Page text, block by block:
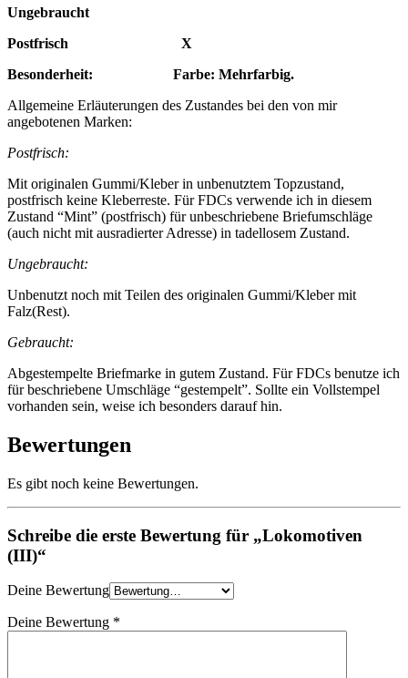
Ungebraucht
Postfrisch X
Besonderheit: Farbe: Mehrfarbig.
Allgemeine Erläuterungen des Zustandes bei den von mir
angebotenen Marken:
Postfrisch:
Mit originalen Gummi/Kleber in unbenutztem Topzustand,
postfrisch keine Kleberreste. Für FDCs verwende ich in diesem
Zustand “Mint” (postfrisch) für unbeschriebene Briefumschläge
(auch nicht mit ausradierter Adresse) in tadellosem Zustand.
Ungebraucht:
Unbenutzt noch mit Teilen des originalen Gummi/Kleber mit
Falz(Rest).
Gebraucht:
Abgestempelte Briefmarke in gutem Zustand. Für FDCs benutze ich
für beschriebene Umschläge “gestempelt”. Sollte ein Vollstempel
vorhanden sein, weise ich besonders darauf hin.
Bewertungen
Es gibt noch keine Bewertungen.
Schreibe die erste Bewertung für „Lokomotiven
(III)“
Deine Bewertung
Deine Bewertung *